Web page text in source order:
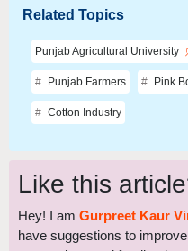
Related Topics
Punjab Agricultural University
Punjab Farmers Pink
Cotton Industry
Like this
Hey! I am Gurpreet Kaur
have suggestions to